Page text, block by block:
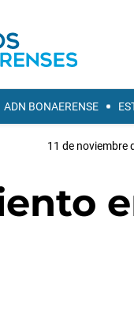
ADN BONAERENSE
11 de noviembre